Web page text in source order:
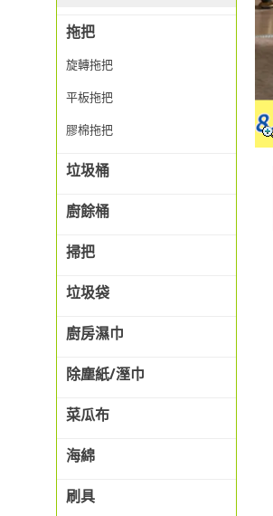
拖把
旋轉拖把
平板拖把
膠棉拖把
垃圾桶
廚餘桶
掃把
垃圾袋
廚房濕巾
除塵紙/溼巾
菜瓜布
海綿
刷具